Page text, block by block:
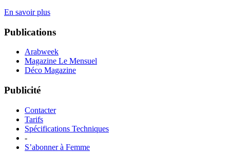
En savoir plus
Publications
Arabweek
Magazine Le Mensuel
Déco Magazine
Publicité
Contacter
Tarifs
Spécifications Techniques
-
S’abonner à Femme